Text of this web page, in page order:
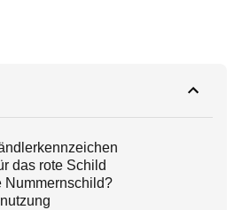
das rote Schild
Nummernschild?